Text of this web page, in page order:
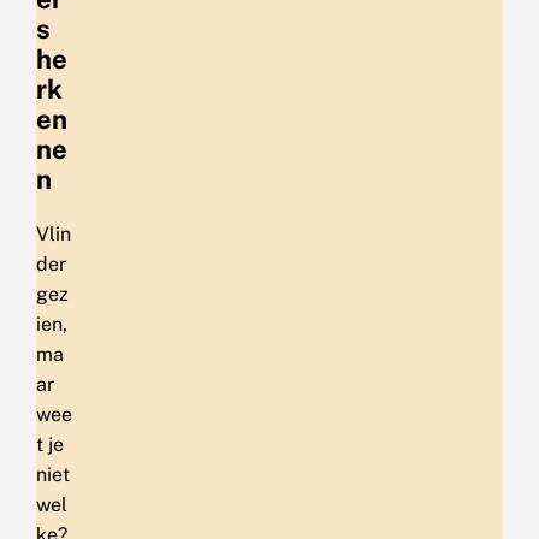
s
he
rk
en
ne
n
Vlin
der
gez
ien,
ma
ar
wee
t je
niet
wel